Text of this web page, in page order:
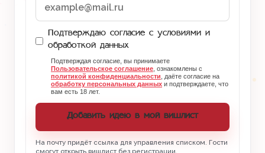
Подтверждаю согласие с условиями и
обработкой данных
Подтверждая согласие, вы принимаете
Пользовательское соглашение , ознакомлены с
политикой конфиденциальности , даёте согласие на
обработку персональных данных и подтверждаете, что
вам есть 18 лет.
Добавить идею в мой вишлист
На почту придёт ссылка для управления списком. Гости
смогут открыть вишлист без регистрации.